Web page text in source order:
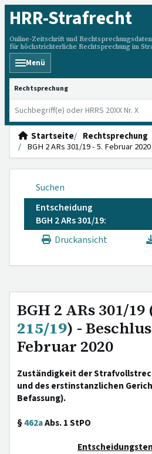
HRR-Strafrecht
Online-Zeitschrift und
für höchstrichterliche Rechtsprechung im
Menü
HRRS durchsuchen
Startseite
Rechtsprechung
BGH 2 ARs 301/19 - 5. Februar
Suchen
Entscheidung
BGH 2 ARs 301/19:
Druckansicht
BGH 2 ARs 301/19
215/19) -
Februar 2020
Zuständigkeit der
und des erstinstanzlichen
Befassung).
§462aAbs. 1 StPO